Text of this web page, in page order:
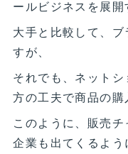
ールビジネスを展開
大手と比較して、
すが、
それでも、ネット
方の工夫で商品の購
このように、販売
企業も出てくるよう